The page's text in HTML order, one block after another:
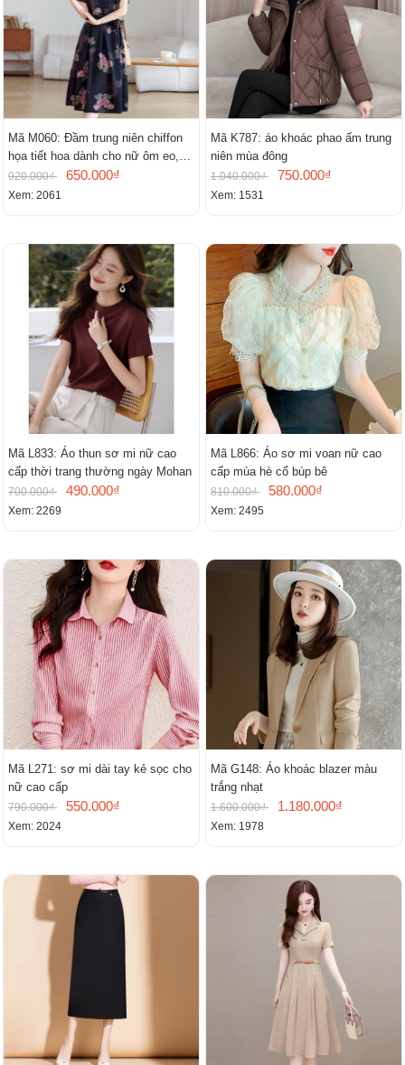
Mã M060: Đầm trung niên chiffon
họa tiết hoa dành cho nữ ôm eo,
cổ chữ V, đầm midi tay ngắn thanh
lịch.
920.000₫ 650.000₫
Xem: 2061
Mã K787: áo khoác phao ấm trung
niên mùa đông
1.040.000₫ 750.000₫
Xem: 1531
Mã L833: Áo thun sơ mi nữ cao
cấp thời trang thường ngày Mohan
700.000₫ 490.000₫
Xem: 2269
Mã L866: Áo sơ mi voan nữ cao
cấp mùa hè cổ búp bê
810.000₫ 580.000₫
Xem: 2495
Mã L271: sơ mi dài tay kẻ sọc cho
nữ cao cấp
790.000₫ 550.000₫
Xem: 2024
Mã G148: Áo khoác blazer màu
trắng nhạt
1.600.000₫ 1.180.000₫
Xem: 1978